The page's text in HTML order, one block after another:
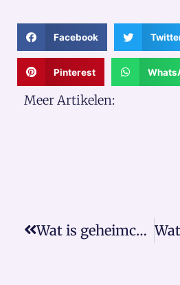
Facebook
Pinterest
Meer Artikelen:
Wat is geheimcode 7?